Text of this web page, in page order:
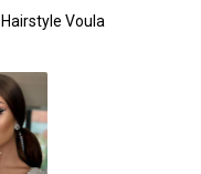
Voula